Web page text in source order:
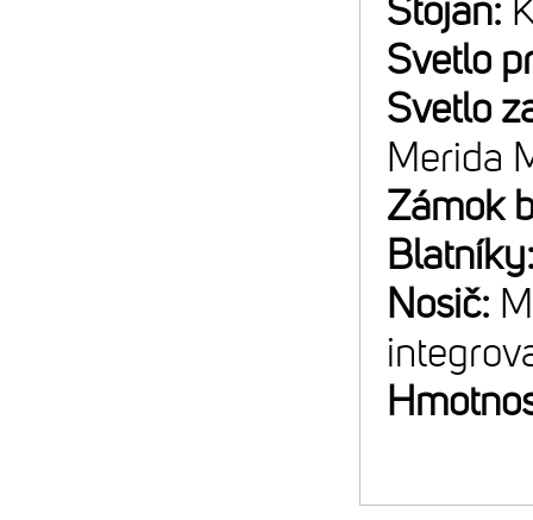
Stojan:
Svetlo
Svetlo
Merida
Zámok
Nosič: